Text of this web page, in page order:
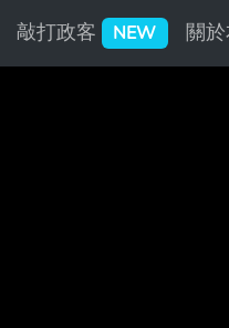
敲打政客 NEW 關